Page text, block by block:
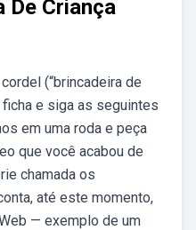
De Criança
(“brincadeira de
ficha e siga as seguintes
em uma roda e peça
que você acabou de
chamada os
até este momento,
— exemplo de um